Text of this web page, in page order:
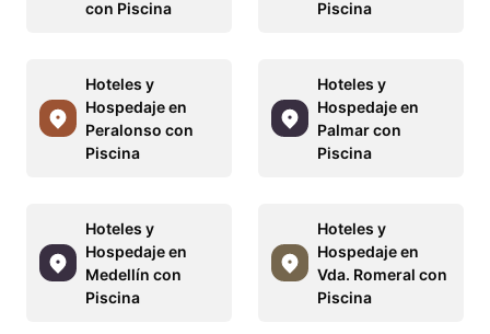
con Piscina Piscina
Hoteles y
Hospedaje en
Peralonso con
Piscina
Hoteles y
Hospedaje en
Palmar con
Piscina
Hoteles y
Hospedaje en
Medellín con
Piscina
Hoteles y
Hospedaje en
Vda. Romeral con
Piscina